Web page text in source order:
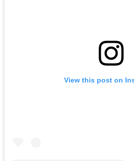
View this post on